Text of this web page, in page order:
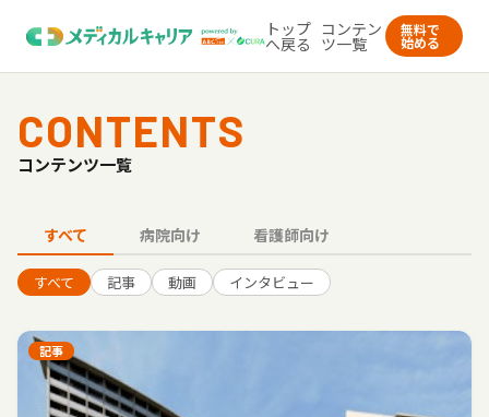
トップ
へ戻る
コンテン
ツ一覧
無料で
始める
CONTENTS
コンテンツ一覧
すべて 病院向け 看護師向け
すべて 記事 動画 インタビュー
記事